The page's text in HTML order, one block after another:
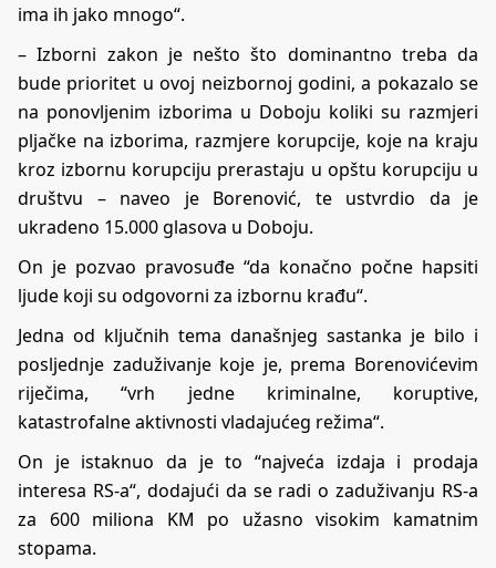
ima ih jako mnogo“.
– Izborni zakon je nešto što dominantno treba da
bude prioritet u ovoj neizbornoj godini, a pokazalo se
na ponovljenim izborima u Doboju koliki su razmjeri
pljačke na izborima, razmjere korupcije, koje na kraju
kroz izbornu korupciju prerastaju u opštu korupciju u
društvu – naveo je Borenović, te ustvrdio da je
ukradeno 15.000 glasova u Doboju.
On je pozvao pravosuđe “da konačno počne hapsiti
ljude koji su odgovorni za izbornu krađu“.
Jedna od ključnih tema današnjeg sastanka je bilo i
posljednje zaduživanje koje je, prema Borenovićevim
riječima, “vrh jedne kriminalne, koruptive,
katastrofalne aktivnosti vladajućeg režima“.
On je istaknuo da je to “najveća izdaja i prodaja
interesa RS-a“, dodajući da se radi o zaduživanju RS-a
za 600 miliona KM po užasno visokim kamatnim
stopama.